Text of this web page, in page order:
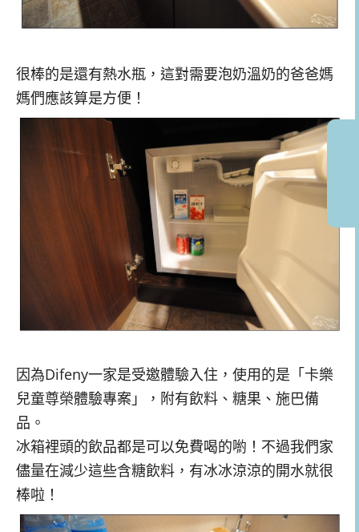
很棒的是還有熱水瓶，這對需要泡奶溫奶的爸爸媽
媽們應該算是方便！
因為Difeny一家是受邀體驗入住，使用的是「卡樂
兒童尊榮體驗專案」，附有飲料、糖果、施巴備
品。
冰箱裡頭的飲品都是可以免費喝的喲！不過我們家
儘量在減少這些含糖飲料，有冰冰涼涼的開水就很
棒啦！